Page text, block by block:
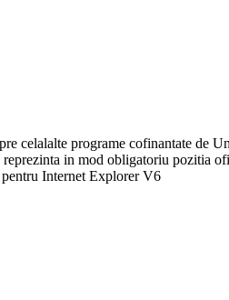
celalalte programe cofinantate de
in mod obligatoriu pozitia
Internet Explorer V6